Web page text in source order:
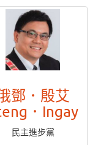
鄧．殷艾
．Ingay
民主進步黨